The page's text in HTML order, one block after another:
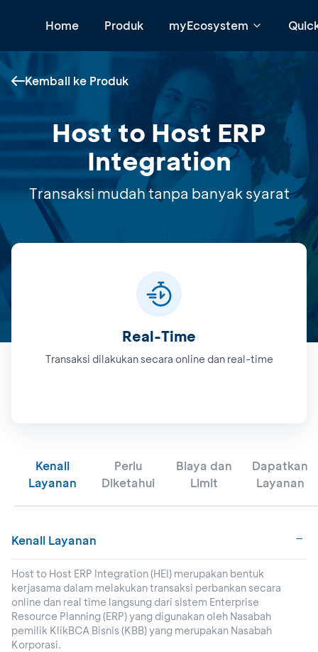
Home Produk myEcosystem
Kembali ke Produk
Host to Host ERP
Integration
Transaksi mudah tanpa banyak syarat
Real-Time
Transaksi dilakukan secara online dan real-time
Kenali
Layanan
Perlu
Diketahui
Biaya dan
Limit
Dapatkan
Layanan
Kenali Layanan
Host to Host ERP Integration (HEI) merupakan bentuk
kerjasama dalam melakukan transaksi perbankan secara
online dan real time langsung dari sistem Enterprise
Resource Planning (ERP) yang digunakan oleh Nasabah
pemilik KlikBCA Bisnis (KBB) yang merupakan Nasabah
Korporasi.